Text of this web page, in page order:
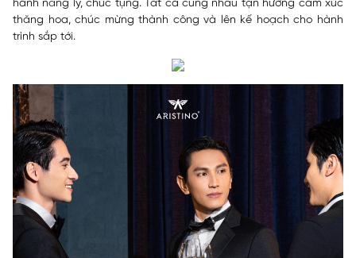
hành nâng ly, chúc tụng. Tất cả cùng nhau tận hưởng cảm xúc
thăng hoa, chúc mừng thành công và lên kế hoạch cho hành
trình sắp tới.